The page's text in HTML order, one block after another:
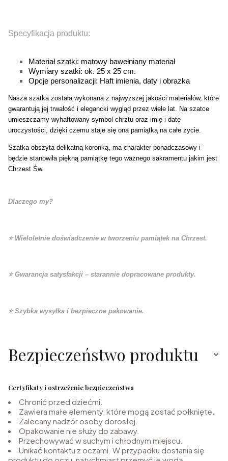
Specyfikacja produktu:
Materiał szatki: matowy bawełniany materiał
Wymiary szatki: ok. 25 x 25 cm.
Opcje personalizacji: Haft imienia, daty i obrazka
Nasza szatka została wykonana z najwyższej jakości materiałów, które
gwarantują jej trwałość i elegancki wygląd przez wiele lat. Na szatce
umieszczamy wyhaftowany symbol chrztu oraz imię i datę
uroczystości, dzięki czemu staje się ona pamiątką na całe życie.
Szatka obszyta delikatną koronką, ma charakter ponadczasowy i
będzie stanowiła piękną pamiątkę tego ważnego sakramentu jakim jest
Chrzest Św.
Dlaczego my?
⭐ Wieloletnie doświadczenie w tworzeniu pamiątek na Chrzest.
⭐ Gwarancja satysfakcji – starannie dopracowane produkty.
⭐ Szybka wysyłka i bezpieczne pakowanie.
Bezpieczeństwo produktu
Certyfikaty i ostrzeżenie bezpieczeństwa
Chronić przed dziećmi.
Zawiera małe elementy, które mogą zostać połknięte.
Zalecany nadzór osoby dorosłej.
Opakowanie nie służy do zabawy.
Przechowywać w suchym i chłodnym miejscu.
Unikać kontaktu z oczami. W przypadku dostania się